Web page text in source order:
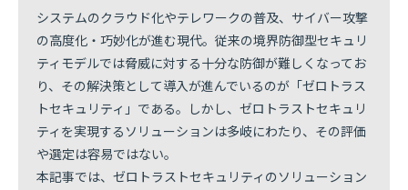
システムのクラウド化やテレワークの普及、サイバー攻撃
の高度化・巧妙化が進む現代。従来の境界防御型セキュリ
ティモデルでは脅威に対する十分な防御が難しくなってお
り、その解決策として導入が進んでいるのが「ゼロトラス
トセキュリティ」である。しかし、ゼロトラストセキュリ
ティを実現するソリューションは多岐にわたり、その評価
や選定は容易ではない。
本記事では、ゼロトラストセキュリティのソリューション